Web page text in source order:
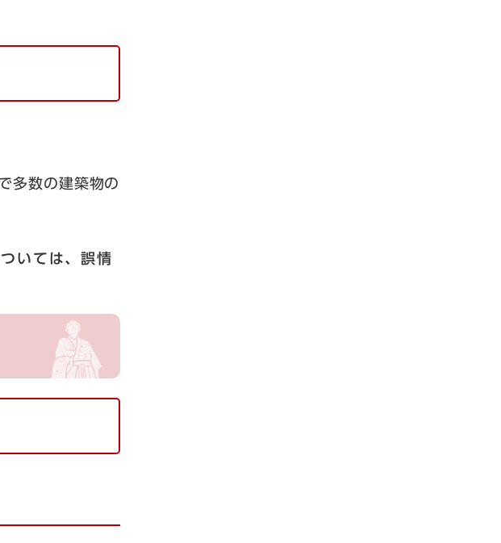
多数の建築物の
いては、誤情